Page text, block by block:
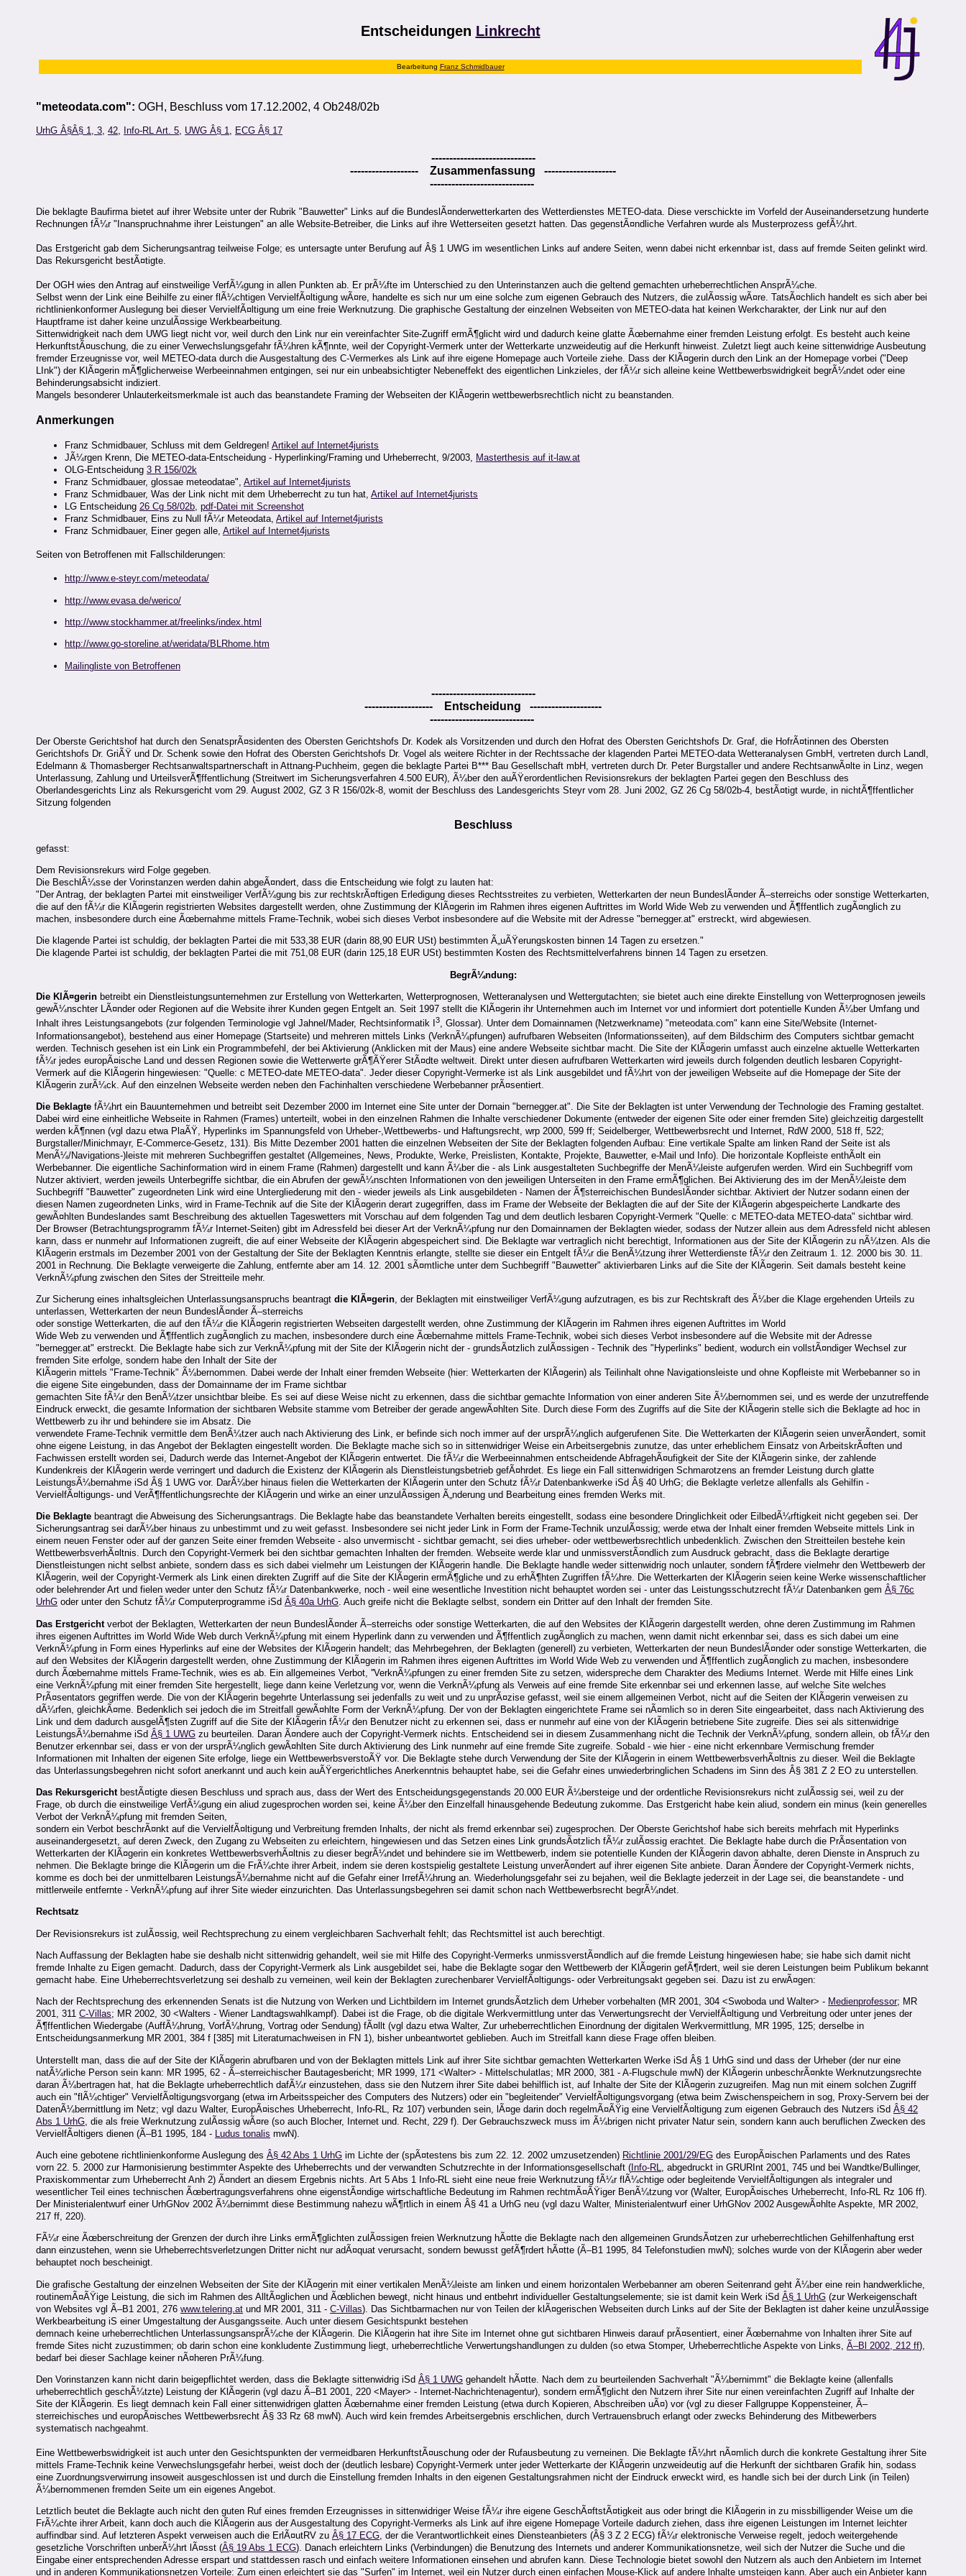
Entscheidungen Linkrecht
Bearbeitung Franz Schmidbauer
"meteodata.com": OGH, Beschluss vom 17.12.2002, 4 Ob248/02b
UrhG Â§Â§ 1, 3 42 Info-RL Art. 5 UWG Â§ 1 ECG Â§ 17
-----------------------------
------------------- Zusammenfassung
--------------------
-----------------------------
Die beklagte Baufirma bietet auf ihrer Website unter der Rubrik "Bauwetter" Links auf die BundeslÃ¤nderwetterkarten des Wetterdienstes METEO-data. Diese verschickte im Vorfeld der Auseinandersetzung hunderte
Rechnungen fÃ¼r "Inanspruchnahme ihrer Leistungen" an alle Website-Betreiber, die Links auf ihre Wetterseiten gesetzt hatten. Das gegenstÃ¤ndliche Verfahren wurde als Musterprozess gefÃ¼hrt.
Das Erstgericht gab dem Sicherungsantrag teilweise Folge; es untersagte unter Berufung auf Â§ 1 UWG im wesentlichen Links auf andere Seiten, wenn dabei nicht erkennbar ist, dass auf fremde Seiten gelinkt wird.
Das Rekursgericht bestÃ¤tigte.
Der OGH wies den Antrag auf einstweilige VerfÃ¼gung in allen Punkten ab. Er prÃ¼fte im Unterschied zu den Unterinstanzen auch die geltend gemachten urheberrechtlichen AnsprÃ¼che.
Selbst wenn der Link eine Beihilfe zu einer flÃ¼chtigen VervielfÃ¤ltigung wÃ¤re, handelte es sich nur um eine solche zum eigenen Gebrauch des Nutzers, die zulÃ¤ssig wÃ¤re. TatsÃ¤chlich handelt es sich aber bei
richtlinienkonformer Auslegung bei dieser VervielfÃ¤ltigung um eine freie Werknutzung. Die graphische Gestaltung der einzelnen Webseiten von METEO-data hat keinen Werkcharakter, der Link nur auf den
Hauptframe ist daher keine unzulÃ¤ssige Werkbearbeitung.
Sittenwidrigkeit nach dem UWG liegt nicht vor, weil durch den Link nur ein vereinfachter Site-Zugriff ermÃ¶glicht wird und dadurch keine glatte Ãœbernahme einer fremden Leistung erfolgt. Es besteht auch keine
HerkunftstÃ¤uschung, die zu einer Verwechslungsgefahr fÃ¼hren kÃ¶nnte, weil der Copyright-Vermerk unter der Wetterkarte unzweideutig auf die Herkunft hinweist. Zuletzt liegt auch keine sittenwidrige Ausbeutung
fremder Erzeugnisse vor, weil METEO-data durch die Ausgestaltung des C-Vermerkes als Link auf ihre eigene Homepage auch Vorteile ziehe. Dass der KlÃ¤gerin durch den Link an der Homepage vorbei ("Deep
LInk") der KlÃ¤gerin mÃ¶glicherweise Werbeeinnahmen entgingen, sei nur ein unbeabsichtigter Nebeneffekt des eigentlichen Linkzieles, der fÃ¼r sich alleine keine Wettbewerbswidrigkeit begrÃ¼ndet oder eine
Behinderungsabsicht indiziert.
Mangels besonderer Unlauterkeitsmerkmale ist auch das beanstandete Framing der Webseiten der KlÃ¤gerin wettbewerbsrechtlich nicht zu beanstanden.
Anmerkungen
Franz Schmidbauer, Schluss mit dem Geldregen! Artikel auf Internet4jurists
JÃ¼rgen Krenn, Die METEO-data-Entscheidung - Hyperlinking/Framing und Urheberrecht, 9/2003, Masterthesis auf it-law.at
OLG-Entscheidung 3 R 156/02k
Franz Schmidbauer, glossae meteodatae", Artikel auf Internet4jurists
Franz Schmidbauer, Was der Link nicht mit dem Urheberrecht zu tun hat, Artikel auf Internet4jurists
LG Entscheidung 26 Cg 58/02b, pdf-Datei mit Screenshot
Franz Schmidbauer, Eins zu Null fÃ¼r Meteodata, Artikel auf Internet4jurists
Franz Schmidbauer, Einer gegen alle, Artikel auf Internet4jurists
Seiten von Betroffenen mit Fallschilderungen:
http://www.e-steyr.com/meteodata/
http://www.evasa.de/werico/
http://www.stockhammer.at/freelinks/index.html
http://www.go-storeline.at/weridata/BLRhome.htm
Mailingliste von Betroffenen
-----------------------------
-------------------
Entscheidung
--------------------
-----------------------------
Der Oberste Gerichtshof hat durch den SenatsprÃ¤sidenten des Obersten Gerichtshofs Dr. Kodek als Vorsitzenden und durch den Hofrat des Obersten Gerichtshofs Dr. Graf, die HofrÃ¤tinnen des Obersten
Gerichtshofs Dr. GriÃŸ und Dr. Schenk sowie den Hofrat des Obersten Gerichtshofs Dr. Vogel als weitere Richter in der Rechtssache der klagenden Partei METEO-data Wetteranalysen GmbH, vertreten durch Landl,
Edelmann & Thomasberger Rechtsanwaltspartnerschaft in Attnang-Puchheim, gegen die beklagte Partei B*** Bau Gesellschaft mbH, vertreten durch Dr. Peter Burgstaller und andere RechtsanwÃ¤lte in Linz, wegen
Unterlassung, Zahlung und UrteilsverÃ¶ffentlichung (Streitwert im Sicherungsverfahren 4.500 EUR), Ã¼ber den auÃŸerordentlichen Revisionsrekurs der beklagten Partei gegen den Beschluss des
Oberlandesgerichts Linz als Rekursgericht vom 29. August 2002, GZ 3 R 156/02k-8, womit der Beschluss des Landesgerichts Steyr vom 28. Juni 2002, GZ 26 Cg 58/02b-4, bestÃ¤tigt wurde, in nichtÃ¶ffentlicher
Sitzung folgenden
Beschluss
gefasst:
Dem Revisionsrekurs wird Folge gegeben.
Die BeschlÃ¼sse der Vorinstanzen werden dahin abgeÃ¤ndert, dass die Entscheidung wie folgt zu lauten hat:
"Der Antrag, der beklagten Partei mit einstweiliger VerfÃ¼gung bis zur rechtskrÃ¤ftigen Erledigung dieses Rechtsstreites zu verbieten, Wetterkarten der neun BundeslÃ¤nder Ã–sterreichs oder sonstige Wetterkarten,
die auf den fÃ¼r die KlÃ¤gerin registrierten Websites dargestellt werden, ohne Zustimmung der KlÃ¤gerin im Rahmen ihres eigenen Auftrittes im World Wide Web zu verwenden und Ã¶ffentlich zugÃ¤nglich zu
machen, insbesondere durch eine Ãœbernahme mittels Frame-Technik, wobei sich dieses Verbot insbesondere auf die Website mit der Adresse "bernegger.at" erstreckt, wird abgewiesen.
Die klagende Partei ist schuldig, der beklagten Partei die mit 533,38 EUR (darin 88,90 EUR USt) bestimmten Ã„uÃŸerungskosten binnen 14 Tagen zu ersetzen."
Die klagende Partei ist schuldig, der beklagten Partei die mit 751,08 EUR (darin 125,18 EUR USt) bestimmten Kosten des Rechtsmittelverfahrens binnen 14 Tagen zu ersetzen.
BegrÃ¼ndung:
Die KlÃ¤gerin betreibt ein Dienstleistungsunternehmen zur Erstellung von Wetterkarten, Wetterprognosen, Wetteranalysen und Wettergutachten; sie bietet auch eine direkte Einstellung von Wetterprognosen jeweils
gewÃ¼nschter LÃ¤nder oder Regionen auf die Website ihrer Kunden gegen Entgelt an. Seit 1997 stellt die KlÃ¤gerin ihr Unternehmen auch im Internet vor und informiert dort potentielle Kunden Ã¼ber Umfang und
Inhalt ihres Leistungsangebots (zur folgenden Terminologie vgl Jahnel/Mader, Rechtsinformatik I
3, Glossar). Unter dem Domainnamen (Netzwerkname) "meteodata.com" kann eine Site/Website (Internet-
Informationsangebot), bestehend aus einer Homepage (Startseite) und mehreren mittels Links (VerknÃ¼pfungen) aufrufbaren Webseiten (Informationsseiten), auf dem Bildschirm des Computers sichtbar gemacht
werden. Technisch gesehen ist ein Link ein Programmbefehl, der bei Aktivierung (Anklicken mit der Maus) eine andere Webseite sichtbar macht. Die Site der KlÃ¤gerin umfasst auch einzelne aktuelle Wetterkarten
fÃ¼r jedes europÃ¤ische Land und dessen Regionen sowie die Wetterwerte grÃ¶ÃŸerer StÃ¤dte weltweit. Direkt unter diesen aufrufbaren Wetterkarten wird jeweils durch folgenden deutlich lesbaren Copyright-
Vermerk auf die KlÃ¤gerin hingewiesen: "Quelle: c METEO-date METEO-data". Jeder dieser Copyright-Vermerke ist als Link ausgebildet und fÃ¼hrt von der jeweiligen Webseite auf die Homepage der Site der
KlÃ¤gerin zurÃ¼ck. Auf den einzelnen Webseite werden neben den Fachinhalten verschiedene Werbebanner prÃ¤sentiert.
Die Beklagte fÃ¼hrt ein Bauunternehmen und betreibt seit Dezember 2000 im Internet eine Site unter der Dornain "bernegger.at". Die Site der Beklagten ist unter Verwendung der Technologie des Framing gestaltet.
Dabei wird eine einheitliche Webseite in Rahmen (Frames) unterteilt, wobei in den einzelnen Rahmen die Inhalte verschiedener Dokumente (entweder der eigenen Site oder einer fremden Site) gleichzeitig dargestellt
werden kÃ¶nnen (vgl dazu etwa PlaÃŸ, Hyperlinks im Spannungsfeld von Urheber-,Wettbewerbs- und Haftungsrecht, wrp 2000, 599 ff; Seidelberger, Wettbewerbsrecht und Internet, RdW 2000, 518 ff, 522;
Burgstaller/Minichmayr, E-Commerce-Gesetz, 131). Bis Mitte Dezember 2001 hatten die einzelnen Webseiten der Site der Beklagten folgenden Aufbau: Eine vertikale Spalte am linken Rand der Seite ist als
MenÃ¼/Navigations-)leiste mit mehreren Suchbegriffen gestaltet (Allgemeines, News, Produkte, Werke, Preislisten, Kontakte, Projekte, Bauwetter, e-Mail und Info). Die horizontale Kopfleiste enthÃ¤lt ein
Werbebanner. Die eigentliche Sachinformation wird in einem Frame (Rahmen) dargestellt und kann Ã¼ber die - als Link ausgestalteten Suchbegriffe der MenÃ¼leiste aufgerufen werden. Wird ein Suchbegriff vom
Nutzer aktiviert, werden jeweils Unterbegriffe sichtbar, die ein Abrufen der gewÃ¼nschten Informationen von den jeweiligen Unterseiten in den Frame ermÃ¶glichen. Bei Aktivierung des im der MenÃ¼leiste dem
Suchbegriff "Bauwetter" zugeordneten Link wird eine Untergliederung mit den - wieder jeweils als Link ausgebildeten - Namen der Ã¶sterreichischen BundeslÃ¤nder sichtbar. Aktiviert der Nutzer sodann einen der
diesen Namen zugeordneten Links, wird in Frame-Technik auf die Site der KlÃ¤gerin derart zugegriffen, dass im Frame der Webseite der Beklagten die auf der Site der KlÃ¤gerin abgespeicherte Landkarte des
gewÃ¤hlten Bundeslandes samt Beschreibung des aktuellen Tageswetters mit Vorschau auf dem folgenden Tag und dem deutlich lesbaren Copyright-Vermerk "Quelle: c METEO-data METEO-data" sichtbar wird.
Der Browser (Betrachtungsprogramm fÃ¼r Internet-Seiten) gibt im Adressfeld bei dieser Art der VerknÃ¼pfung nur den Domainnamen der Beklagten wieder, sodass der Nutzer allein aus dem Adressfeld nicht ablesen
kann, dass er nunmehr auf Informationen zugreift, die auf einer Webseite der KlÃ¤gerin abgespeichert sind. Die Beklagte war vertraglich nicht berechtigt, Informationen aus der Site der KlÃ¤gerin zu nÃ¼tzen. Als die
KlÃ¤gerin erstmals im Dezember 2001 von der Gestaltung der Site der Beklagten Kenntnis erlangte, stellte sie dieser ein Entgelt fÃ¼r die BenÃ¼tzung ihrer Wetterdienste fÃ¼r den Zeitraum 1. 12. 2000 bis 30. 11.
2001 in Rechnung. Die Beklagte verweigerte die Zahlung, entfernte aber am 14. 12. 2001 sÃ¤mtliche unter dem Suchbegriff "Bauwetter" aktivierbaren Links auf die Site der KlÃ¤gerin. Seit damals besteht keine
VerknÃ¼pfung zwischen den Sites der Streitteile mehr.
Zur Sicherung eines inhaltsgleichen Unterlassungsanspruchs beantragt die KlÃ¤gerin, der Beklagten mit einstweiliger VerfÃ¼gung aufzutragen, es bis zur Rechtskraft des Ã¼ber die Klage ergehenden Urteils zu
unterlassen, Wetterkarten der neun BundeslÃ¤nder Ã–sterreichs
oder sonstige Wetterkarten, die auf den fÃ¼r die KlÃ¤gerin registrierten Webseiten dargestellt werden, ohne Zustimmung der KlÃ¤gerin im Rahmen ihres eigenen Auftrittes im World
Wide Web zu verwenden und Ã¶ffentlich zugÃ¤nglich zu machen, insbesondere durch eine Ãœbernahme mittels Frame-Technik, wobei sich dieses Verbot insbesondere auf die Website mit der Adresse
"bernegger.at" erstreckt. Die Beklagte habe sich zur VerknÃ¼pfung mit der Site der KlÃ¤gerin nicht der - grundsÃ¤tzlich zulÃ¤ssigen - Technik des "Hyperlinks" bedient, wodurch ein vollstÃ¤ndiger Wechsel zur
fremden Site erfolge, sondern habe den Inhalt der Site der
KlÃ¤gerin mittels "Frame-Technik" Ã¼bernommen. Dabei werde der Inhalt einer fremden Webseite (hier: Wetterkarten der KlÃ¤gerin) als Teilinhalt ohne Navigationsleiste und ohne Kopfleiste mit Werbebanner so in
die eigene Site eingebunden, dass der Domainname der im Frame sichtbar
gemachten Site fÃ¼r den BenÃ¼tzer unsichtbar bleibe. Es sei auf diese Weise nicht zu erkennen, dass die sichtbar gemachte Information von einer anderen Site Ã¼bernommen sei, und es werde der unzutreffende
Eindruck erweckt, die gesamte Information der sichtbaren Website stamme vom Betreiber der gerade angewÃ¤hlten Site. Durch diese Form des Zugriffs auf die Site der KlÃ¤gerin stelle sich die Beklagte ad hoc in
Wettbewerb zu ihr und behindere sie im Absatz. Die
verwendete Frame-Technik vermittle dem BenÃ¼tzer auch nach Aktivierung des Link, er befinde sich noch immer auf der ursprÃ¼nglich aufgerufenen Site. Die Wetterkarten der KlÃ¤gerin seien unverÃ¤ndert, somit
ohne eigene Leistung, in das Angebot der Beklagten eingestellt worden. Die Beklagte mache sich so in sittenwidriger Weise ein Arbeitsergebnis zunutze, das unter erheblichem Einsatz von ArbeitskrÃ¤ften und
Fachwissen erstellt worden sei, Dadurch werde das Internet-Angebot der KlÃ¤gerin entwertet. Die fÃ¼r die Werbeeinnahmen entscheidende AbfragehÃ¤ufigkeit der Site der KlÃ¤gerin sinke, der zahlende
Kundenkreis der KlÃ¤gerin werde verringert und dadurch die Existenz der KlÃ¤gerin als Dienstleistungsbetrieb gefÃ¤hrdet. Es liege ein Fall sittenwidrigen Schmarotzens an fremder Leistung durch glatte
LeistungsÃ¼bernahme iSd Â§ 1 UWG vor. DarÃ¼ber hinaus fielen die Wetterkarten der KlÃ¤gerin unter den Schutz fÃ¼r Datenbankwerke iSd Â§ 40 UrhG; die Beklagte verletze allenfalls als Gehilfin -
VervielfÃ¤ltigungs- und VerÃ¶ffentlichungsrechte der KlÃ¤gerin und wirke an einer unzulÃ¤ssigen Ã„nderung und Bearbeitung eines fremden Werks mit.
Die Beklagte beantragt die Abweisung des Sicherungsantrags. Die Beklagte habe das beanstandete Verhalten bereits eingestellt, sodass eine besondere Dringlichkeit oder EilbedÃ¼rftigkeit nicht gegeben sei. Der
Sicherungsantrag sei darÃ¼ber hinaus zu unbestimmt und zu weit gefasst. Insbesondere sei nicht jeder Link in Form der Frame-Technik unzulÃ¤ssig; werde etwa der Inhalt einer fremden Webseite mittels Link in
einem neuen Fenster oder auf der ganzen Seite einer fremden Webseite - also unvermischt - sichtbar gemacht, sei dies urheber- oder wettbewerbsrechtlich unbedenklich. Zwischen den Streitteilen bestehe kein
WettbewerbsverhÃ¤ltnis. Durch den Copyright-Vermerk bei den sichtbar gemachten Inhalten der fremden. Webseite werde klar und unmissverstÃ¤ndlich zum Ausdruck gebracht, dass die Beklagte derartige
Dienstleistungen nicht selbst anbiete, sondern dass es sich dabei vielmehr um Leistungen der KlÃ¤gerin handle. Die Beklagte handle weder sittenwidrig noch unlauter, sondern fÃ¶rdere vielmehr den Wettbewerb der
KlÃ¤gerin, weil der Copyright-Vermerk als Link einen direkten Zugriff auf die Site der KlÃ¤gerin ermÃ¶gliche und zu erhÃ¶hten Zugriffen fÃ¼hre. Die Wetterkarten der KlÃ¤gerin seien keine Werke wissenschaftlicher
oder belehrender Art und fielen weder unter den Schutz fÃ¼r Datenbankwerke, noch - weil eine wesentliche Investition nicht behauptet worden sei - unter das Leistungsschutzrecht fÃ¼r Datenbanken gem Â§ 76c
UrhG oder unter den Schutz fÃ¼r Computerprogramme iSd Â§ 40a UrhG. Auch greife nicht die Beklagte selbst, sondern ein Dritter auf den Inhalt der fremden Site.
Das Erstgericht verbot der Beklagten, Wetterkarten der neun BundeslÃ¤nder Ã–sterreichs oder sonstige Wetterkarten, die auf den Websites der KlÃ¤gerin dargestellt werden, ohne deren Zustimmung im Rahmen
ihres eigenen Auftrittes im World Wide Web durch VerknÃ¼pfung mit einem Hyperlink dann zu verwenden und Ã¶ffentlich zugÃ¤nglich zu machen, wenn damit nicht erkennbar sei, dass es sich dabei um eine
VerknÃ¼pfung in Form eines Hyperlinks auf eine der Websites der KlÃ¤gerin handelt; das Mehrbegehren, der Beklagten (generell) zu verbieten, Wetterkarten der neun BundeslÃ¤nder oder sonstige Wetterkarten, die
auf den Websites der KlÃ¤gerin dargestellt werden, ohne Zustimmung der KlÃ¤gerin im Rahmen ihres eigenen Auftrittes im World Wide Web zu verwenden und Ã¶ffentlich zugÃ¤nglich zu machen, insbesondere
durch Ãœbernahme mittels Frame-Technik, wies es ab. Ein allgemeines Verbot, ''VerknÃ¼pfungen zu einer fremden Site zu setzen, widerspreche dem Charakter des Mediums Internet. Werde mit Hilfe eines Link
eine VerknÃ¼pfung mit einer fremden Site hergestellt, liege dann keine Verletzung vor, wenn die VerknÃ¼pfung als Verweis auf eine fremde Site erkennbar sei und erkennen lasse, auf welche Site welches
PrÃ¤sentators gegriffen werde. Die von der KlÃ¤gerin begehrte Unterlassung sei jedenfalls zu weit und zu unprÃ¤zise gefasst, weil sie einem allgemeinen Verbot, nicht auf die Seiten der KlÃ¤gerin verweisen zu
dÃ¼rfen, gleichkÃ¤me. Bedenklich sei jedoch die im Streitfall gewÃ¤hlte Form der VerknÃ¼pfung. Der von der Beklagten eingerichtete Frame sei nÃ¤mlich so in deren Site eingearbeitet, dass nach Aktivierung des
Link und dem dadurch ausgelÃ¶sten Zugriff auf die Site der KlÃ¤gerin fÃ¼r den Benutzer nicht zu erkennen sei, dass er nunmehr auf eine von der KlÃ¤gerin betriebene Site zugreife. Dies sei als sittenwidrige
LeistungsÃ¼bernahme iSd Â§ 1 UWG zu beurteilen. Daran Ã¤ndere auch der Copyright-Vermerk nichts. Entscheidend sei in diesem Zusammenhang nicht die Technik der VerknÃ¼pfung, sondern allein, ob fÃ¼r den
Benutzer erkennbar sei, dass er von der ursprÃ¼nglich gewÃ¤hlten Site durch Aktivierung des Link nunmehr auf eine fremde Site zugreife. Sobald - wie hier - eine nicht erkennbare Vermischung fremder
Informationen mit Inhalten der eigenen Site erfolge, liege ein WettbewerbsverstoÃŸ vor. Die Beklagte stehe durch Verwendung der Site der KlÃ¤gerin in einem WettbewerbsverhÃ¤ltnis zu dieser. Weil die Beklagte
das Unterlassungsbegehren nicht sofort anerkannt und auch kein auÃŸergerichtliches Anerkenntnis behauptet habe, sei die Gefahr eines unwiederbringlichen Schadens im Sinn des Â§ 381 Z 2 EO zu unterstellen.
Das RekursgerichtbestÃ¤tigte diesen Beschluss und sprach aus, dass der Wert des Entscheidungsgegenstands 20.000 EUR Ã¼bersteige und der ordentliche Revisionsrekurs nicht zulÃ¤ssig sei, weil zu der
Frage, ob durch die einstweilige VerfÃ¼gung ein aliud zugesprochen worden sei, keine Ã¼ber den Einzelfall hinausgehende Bedeutung zukomme. Das Erstgericht habe kein aliud, sondern ein minus (kein generelles
Verbot der VerknÃ¼pfung mit fremden Seiten,
sondern ein Verbot beschrÃ¤nkt auf die VervielfÃ¤ltigung und Verbreitung fremden Inhalts, der nicht als fremd erkennbar sei) zugesprochen. Der Oberste Gerichtshof habe sich bereits mehrfach mit Hyperlinks
auseinandergesetzt, auf deren Zweck, den Zugang zu Webseiten zu erleichtern, hingewiesen und das Setzen eines Link grundsÃ¤tzlich fÃ¼r zulÃ¤ssig erachtet. Die Beklagte habe durch die PrÃ¤sentation von
Wetterkarten der KlÃ¤gerin ein konkretes WettbewerbsverhÃ¤ltnis zu dieser begrÃ¼ndet und behindere sie im Wettbewerb, indem sie potentielle Kunden der KlÃ¤gerin davon abhalte, deren Dienste in Anspruch zu
nehmen. Die Beklagte bringe die KlÃ¤gerin um die FrÃ¼chte ihrer Arbeit, indem sie deren kostspielig gestaltete Leistung unverÃ¤ndert auf ihrer eigenen Site anbiete. Daran Ã¤ndere der Copyright-Vermerk nichts,
komme es doch bei der unmittelbaren LeistungsÃ¼bernahme nicht auf die Gefahr einer IrrefÃ¼hrung an. Wiederholungsgefahr sei zu bejahen, weil die Beklagte jederzeit in der Lage sei, die beanstandete - und
mittlerweile entfernte - VerknÃ¼pfung auf ihrer Site wieder einzurichten. Das Unterlassungsbegehren sei damit schon nach Wettbewerbsrecht begrÃ¼ndet.
Rechtsatz
Der Revisionsrekurs ist zulÃ¤ssig, weil Rechtsprechung zu einem vergleichbaren Sachverhalt fehlt; das Rechtsmittel ist auch berechtigt.
Nach Auffassung der Beklagten habe sie deshalb nicht sittenwidrig gehandelt, weil sie mit Hilfe des Copyright-Vermerks unmissverstÃ¤ndlich auf die fremde Leistung hingewiesen habe; sie habe sich damit nicht
fremde Inhalte zu Eigen gemacht. Dadurch, dass der Copyright-Vermerk als Link ausgebildet sei, habe die Beklagte sogar den Wettbewerb der KlÃ¤gerin gefÃ¶rdert, weil sie deren Leistungen beim Publikum bekannt
gemacht habe. Eine Urheberrechtsverletzung sei deshalb zu verneinen, weil kein der Beklagten zurechenbarer VervielfÃ¤ltigungs- oder Verbreitungsakt gegeben sei. Dazu ist zu erwÃ¤gen:
Nach der Rechtsprechung des erkennenden Senats ist die Nutzung von Werken und Lichtbildern im Internet grundsÃ¤tzlich dem Urheber vorbehalten (MR 2001, 304 <Swoboda und Walter> - Medienprofessor; MR
2001, 311 C-Villas; MR 2002, 30 <Walters - Wiener Landtagswahlkampf). Dabei ist die Frage, ob die digitale Werkvermittlung unter das Verwertungsrecht der VervielfÃ¤ltigung und Verbreitung oder unter jenes der
Ã¶ffentlichen Wiedergabe (AuffÃ¼hrung, VorfÃ¼hrung, Vortrag oder Sendung) fÃ¤llt (vgl dazu etwa Walter, Zur urheberrechtlichen Einordnung der digitalen Werkvermittlung, MR 1995, 125; derselbe in
Entscheidungsanmerkung MR 2001, 384 f [385] mit Literaturnachweisen in FN 1), bisher unbeantwortet geblieben. Auch im Streitfall kann diese Frage offen bleiben.
Unterstellt man, dass die auf der Site der KlÃ¤gerin abrufbaren und von der Beklagten mittels Link auf ihrer Site sichtbar gemachten Wetterkarten Werke iSd Â§ 1 UrhG sind und dass der Urheber (der nur eine
natÃ¼rliche Person sein kann: MR 1995, 62 - Ã–sterreichischer Bautagesbericht; MR 1999, 171 <Walter> - Mittelschulatlas; MR 2000, 381 - A-Flugschule mwN) der KlÃ¤gerin unbeschrÃ¤nkte Werknutzungsrechte
daran Ã¼bertragen hat, hat die Beklagte urheberrechtlich dafÃ¼r einzustehen, dass sie den Nutzern ihrer Site dabei behilflich ist, auf Inhalte der Site der KlÃ¤gerin zuzugreifen. Mag nun mit einem solchen Zugriff
auch ein "flÃ¼chtiger" VervielfÃ¤ltigungsvorgang (etwa irn Arbeitsspeicher des Computers des Nutzers) oder ein "begleitender" VervielfÃ¤ltigungsvorgang (etwa beim Zwischenspeichern in sog, Proxy-Servern bei der
DatenÃ¼berrnittlung im Netz; vgl dazu Walter, EuropÃ¤isches Urheberrecht, Info-RL, Rz 107) verbunden sein, lÃ¤ge darin doch regelmÃ¤ÃŸig eine VervielfÃ¤ltigung zum eigenen Gebrauch des Nutzers iSd Â§ 42
Abs 1 UrhG , die als freie Werknutzung zulÃ¤ssig wÃ¤re (so auch Blocher, Internet und. Recht, 229 f). Der Gebrauchszweck muss im Ã¼brigen nicht privater Natur sein, sondern kann auch beruflichen Zwecken des
VervielfÃ¤ltigers dienen (Ã–B1 1995, 184 -
Ludus tonalis mwN).
Auch eine gebotene richtlinienkonforme Auslegung des Â§ 42 Abs 1 UrhG im Lichte der (spÃ¤testens bis zum 22. 12. 2002 umzusetzenden) Richtlinie 2001/29/EG des EuropÃ¤ischen Parlaments und des Rates
vorn 22. 5. 2000 zur Harmonisierung bestimmter Aspekte des Urheberrechts und der verwandten Schutzrechte in der Informationsgesellschaft ( Info-RL, abgedruckt in GRURInt 2001, 745 und bei Wandtke/Bullinger,
Praxiskommentar zum Urheberrecht Anh 2) Ã¤ndert an diesem Ergebnis nichts. Art 5 Abs 1 Info-RL sieht eine neue freie Werknutzung fÃ¼r flÃ¼chtige oder begleitende VervielfÃ¤ltigungen als integraler und
wesentlicher Teil eines technischen Ãœbertragungsverfahrens ohne eigenstÃ¤ndige wirtschaftliche Bedeutung im Rahmen rechtmÃ¤ÃŸiger BenÃ¼tzung vor (Walter, EuropÃ¤isches Urheberrecht, Info-RL Rz 106 ff).
Der Ministerialentwurf einer UrhGNov 2002 Ã¼bernimmt diese Bestimmung nahezu wÃ¶rtlich in einem Â§ 41 a UrhG neu (vgl dazu Walter, Ministerialentwurf einer UrhGNov 2002 AusgewÃ¤hlte Aspekte, MR 2002,
217 ff, 220).
FÃ¼r eine Ãœberschreitung der Grenzen der durch ihre Links ermÃ¶glichten zulÃ¤ssigen freien Werknutzung hÃ¤tte die Beklagte nach den allgemeinen GrundsÃ¤tzen zur urheberrechtlichen Gehilfenhaftung erst
dann einzustehen, wenn sie Urheberrechtsverletzungen Dritter nicht nur adÃ¤quat verursacht, sondern bewusst gefÃ¶rdert hÃ¤tte (Ã–B1 1995, 84 Telefonstudien mwN); solches wurde von der KlÃ¤gerin aber weder
behauptet noch bescheinigt.
Die grafische Gestaltung der einzelnen Webseiten der Site der KlÃ¤gerin mit einer vertikalen MenÃ¼leiste am linken und einem horizontalen Werbebanner am oberen Seitenrand geht Ã¼ber eine rein handwerkliche,
routinemÃ¤ÃŸige Leistung, die sich im Rahmen des AlltÃ¤glichen und Ãœblichen bewegt, nicht hinaus und entbehrt individueller Gestaltungselemente; sie ist damit kein Werk iSd Â§ 1 UrhG (zur Werkeigenschaft
von Websites vgl Ã–B1 2001, 276 www.telering.at und MR 2001, 311 - C-Villas). Das Sichtbarmachen nur von Teilen der klÃ¤gerischen Webseiten durch Links auf der Site der Beklagten ist daher keine unzulÃ¤ssige
Werkbearbeitung iS einer Umgestaltung der Ausgangsseite. Auch unter diesem Gesichtspunkt bestehen
demnach keine urheberrechtlichen UnterlassungsansprÃ¼che der KlÃ¤gerin. Die KlÃ¤gerin hat ihre Site im Internet ohne gut sichtbaren Hinweis darauf prÃ¤sentiert, einer Ãœbernahme von Inhalten ihrer Site auf
fremde Sites nicht zuzustimmen; ob darin schon eine konkludente Zustimmung liegt, urheberrechtliche Verwertungshandlungen zu dulden (so etwa Stomper, Urheberrechtliche Aspekte von Links, Ã–Bl 2002, 212 ff),
bedarf bei dieser Sachlage keiner nÃ¤heren PrÃ¼fung.
Den Vorinstanzen kann nicht darin beigepflichtet werden, dass die Beklagte sittenwidrig iSd Â§ 1 UWG gehandelt hÃ¤tte. Nach dem zu beurteilenden Sachverhalt "Ã¼bernimmt" die Beklagte keine (allenfalls
urheberrechtlich geschÃ¼tzte) Leistung der KlÃ¤gerin (vgl dazu Ã–B1 2001, 220 <Mayer> - Internet-Nachrichtenagentur), sondern ermÃ¶glicht den Nutzern ihrer Site nur einen vereinfachten Zugriff auf Inhalte der
Site der KlÃ¤gerin. Es liegt demnach kein Fall einer sittenwidrigen glatten Ãœbernahme einer fremden Leistung (etwa durch Kopieren, Abschreiben uÃ¤) vor (vgl zu dieser Fallgruppe Koppensteiner, Ã–
sterreichisches und europÃ¤isches Wettbewerbsrecht Â§ 33 Rz 68 mwN). Auch wird kein fremdes Arbeitsergebnis erschlichen, durch Vertrauensbruch erlangt oder zwecks Behinderung des Mitbewerbers
systematisch nachgeahmt.
Eine Wettbewerbswidrigkeit ist auch unter den Gesichtspunkten der vermeidbaren HerkunftstÃ¤uschung oder der Rufausbeutung zu verneinen. Die Beklagte fÃ¼hrt nÃ¤mlich durch die konkrete Gestaltung ihrer Site
mittels Frame-Technik keine Verwechslungsgefahr herbei, weist doch der (deutlich lesbare) Copyright-Vermerk unter jeder Wetterkarte der KlÃ¤gerin unzweideutig auf die Herkunft der sichtbaren Grafik hin, sodass
eine Zuordnungsverwirrung insoweit ausgeschlossen ist und durch die Einstellung fremden Inhalts in den eigenen Gestaltungsrahmen nicht der Eindruck erweckt wird, es handle sich bei der durch Link (in Teilen)
Ã¼bernommenen fremden Seite um ein eigenes Angebot.
Letztlich beutet die Beklagte auch nicht den guten Ruf eines fremden Erzeugnisses in sittenwidriger Weise fÃ¼r ihre eigene GeschÃ¤ftstÃ¤tigkeit aus oder bringt die KlÃ¤gerin in zu missbilligender Weise um die
FrÃ¼chte ihrer Arbeit, kann doch auch die KlÃ¤gerin aus der Ausgestaltung des Copyright-Vermerks als Link auf ihre eigene Homepage Vorteile dadurch ziehen, dass ihre eigenen Leistungen im Internet leichter
auffindbar sind. Auf letzteren Aspekt verweisen auch die ErlÃ¤utRV zu Â§ 17 ECG, der die Verantwortlichkeit eines Diensteanbieters (Â§ 3 Z 2 ECG) fÃ¼r elektronische Verweise regelt, jedoch weitergehende
gesetzliche Vorschriften unberÃ¼hrt lÃ¤sst (Â§ 19 Abs 1 ECG). Danach erleichtern Links (Verbindungen) die Benutzung des Internets und anderer Kommunikationsnetze, weil sich der Nutzer die Suche und die
Eingabe einer entsprechenden Adresse erspart und stattdessen rasch und einfach weitere Informationen einsehen und abrufen kann. Diese Technologie bietet sowohl den Nutzern als auch den Anbietern im Internet
und in anderen Kommunikationsnetzen Vorteile: Zum einen erleichtert sie das "Surfen" im Internet, weil ein Nutzer durch einen einfachen Mouse-Klick auf andere lnhalte umsteigen kann. Aber auch ein Anbieter kann